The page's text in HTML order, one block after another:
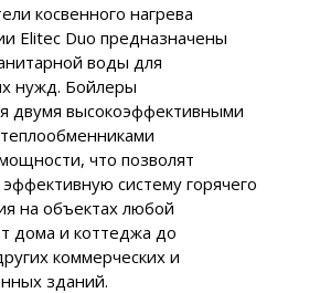
косвенного нагрева
Elitec Duo предназначены
воды для
нужд. Бойлеры
двумя высокоэффективными
что позволят
систему горячего
на объектах любой
дома и коттеджа до
коммерческих и
зданий.